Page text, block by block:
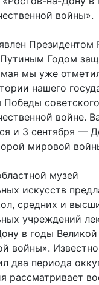
войны».
Президентом
Годом
мая мы уже
нашего
Победы
войне.
и 3 сентября —
мировой
музей
искусств
средних и
учреждений
в годы Великой
войны».
два периода
рассматривает